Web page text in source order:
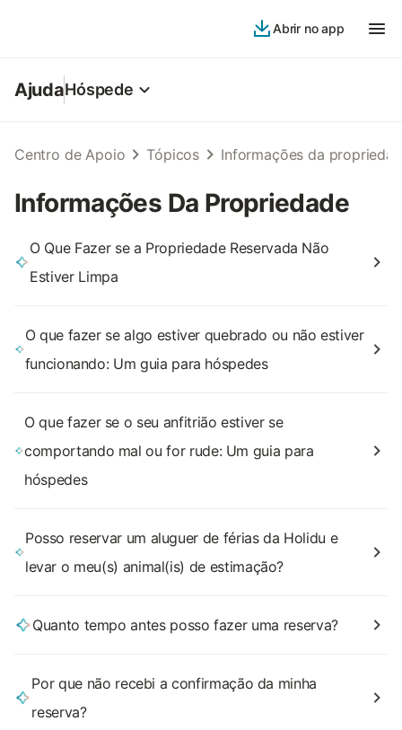
Abrir no app
AjudaHóspede
Centro de Apoio Tópicos Informações da
Informações Da Propriedade
O Que Fazer se a Propriedade Reservada Não
Estiver Limpa
O que fazer se algo estiver quebrado ou não estiver
funcionando: Um guia para hóspedes
O que fazer se o seu anfitrião estiver se
comportando mal ou for rude: Um guia para
hóspedes
Posso reservar um aluguer de férias da Holidu e
levar o meu(s) animal(is) de estimação?
Quanto tempo antes posso fazer uma reserva?
Por que não recebi a confirmação da minha
reserva?